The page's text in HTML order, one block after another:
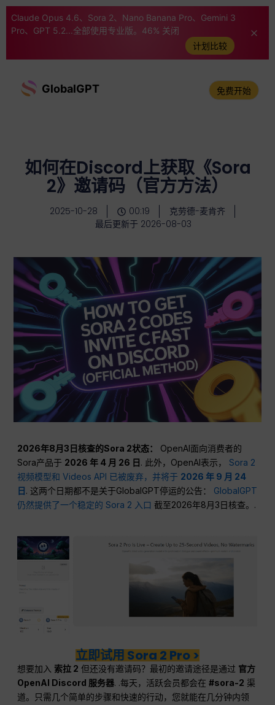
Claude Opus 4.6、Sora 2、Nano Banana Pro、Gemini 3
Pro、GPT 5.2...全部使用专业版。46% 关闭
计划比较
GlobalGPT 免费开始
如何在Discord上获取《Sora
2》邀请码（官方方法）
2025-10-28 00:19
克劳德-麦肯齐
最后更新于 2026-08-03
2026年8月3日核查的Sora 2状态：
OpenAI面向消费者的
Sora产品于 2026 年 4 月 26 日. 此外，OpenAI表示，Sora 2
视频模型和 Videos API 已被废弃，并将于 2026 年 9 月 24
日. 这两个日期都不是关于GlobalGPT停运的公告： GlobalGPT
仍然提供了一个稳定的 Sora 2 入口 截至2026年8月3日核查。.
立即试用 Sora 2 Pro >
想要加入 索拉 2 但还没有邀请码？最初的邀请途径是通过 官方
OpenAI Discord 服务器. .每天，活跃会员都会在#sora-2 渠
道。只需几个简单的步骤和快速的行动，您就能在几分钟内领